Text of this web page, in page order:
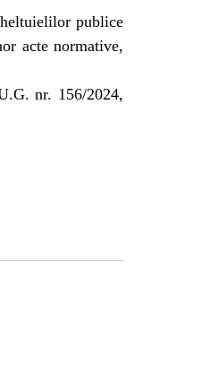
publice
acte normative,
nr. 156/2024,